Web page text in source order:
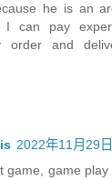
he is an
I can pay
order and
2022年11月29
game, game